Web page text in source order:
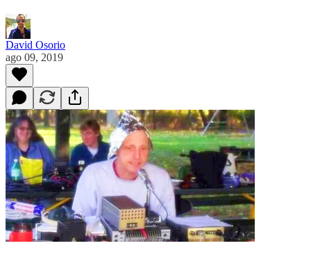
David Osorio
ago 09, 2019